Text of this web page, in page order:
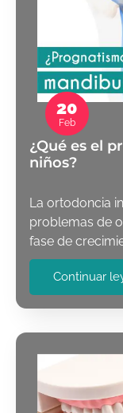
20
Feb
¿Qué es el
niños?
La ortodoncia
problemas de
fase de
Continuar